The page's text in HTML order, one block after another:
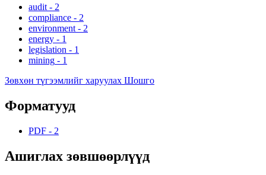
audit - 2
compliance - 2
environment - 2
energy - 1
legislation - 1
mining - 1
Зөвхөн түгээмлийг харуулах Шошго
Форматууд
PDF - 2
Ашиглах зөвшөөрлүүд